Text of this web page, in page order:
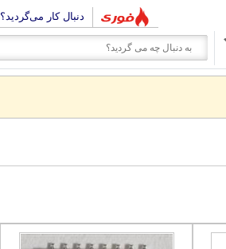
دنبال کار می‌گردید؟